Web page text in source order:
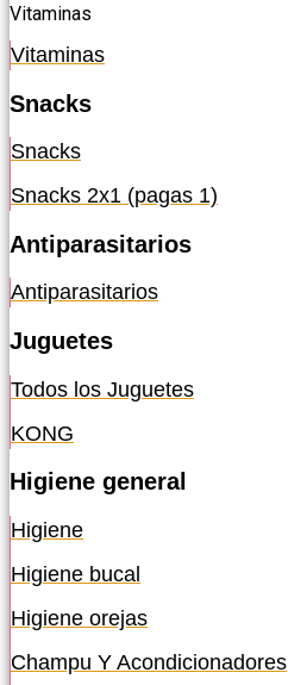
Vitaminas
Vitaminas
Snacks
Snacks
Snacks 2x1 (pagas 1)
Antiparasitarios
Antiparasitarios
Juguetes
Todos los Juguetes
KONG
Higiene general
Higiene
Higiene bucal
Higiene orejas
Champu Y Acondicionadores